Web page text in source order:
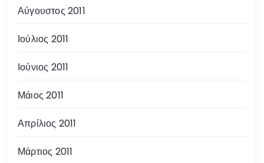
Αύγουστος 2011
Ιούλιος 2011
Ιούνιος 2011
Μάιος 2011
Απρίλιος 2011
Μάρτιος 2011